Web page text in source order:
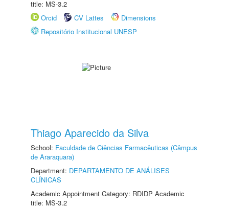
title: MS-3.2
Orcid
CV Lattes
Dimensions
Repositório Institucional UNESP
Thiago Aparecido da Silva
School: Faculdade de Ciências Farmacêuticas (Câmpus
de Araraquara)
Department: DEPARTAMENTO DE ANÁLISES
CLÍNICAS
Academic Appointment Category: RDIDP Academic
title: MS-3.2